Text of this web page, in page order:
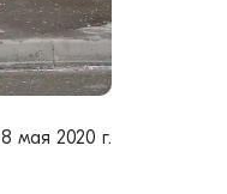
8 мая 2020 г.